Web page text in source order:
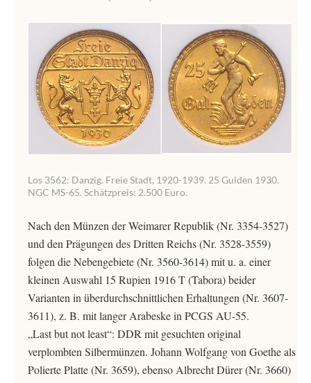
Los 3562: Danzig. Freie Stadt, 1920-1939. 25 Gulden 1930.
NGC MS-65. Schätzpreis: 2.500 Euro.
Nach den Münzen der Weimarer Republik (Nr. 3354-3527)
und den Prägungen des Dritten Reichs (Nr. 3528-3559)
folgen die Nebengebiete (Nr. 3560-3614) mit u. a. einer
kleinen Auswahl 15 Rupien 1916 T (Tabora) beider
Varianten in überdurchschnittlichen Erhaltungen (Nr. 3607-
3611), z. B. mit langer Arabeske in PCGS AU-55.
„Last but not least“: DDR mit gesuchten original
verplombten Silbermünzen. Johann Wolfgang von Goethe als
Polierte Platte (Nr. 3659), ebenso Albrecht Dürer (Nr. 3660)